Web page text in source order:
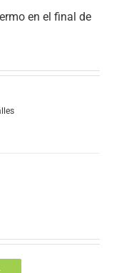
en el final de